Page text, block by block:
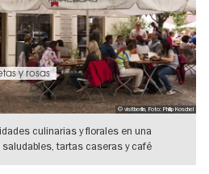
© visitberlin, Foto: Philip Koschel
y rosas
culinarias y florales en una
tartas caseras y café